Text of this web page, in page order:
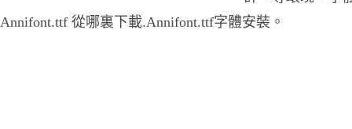
Annifont.ttf 從哪裏下載.Annifont.ttf字體安裝。